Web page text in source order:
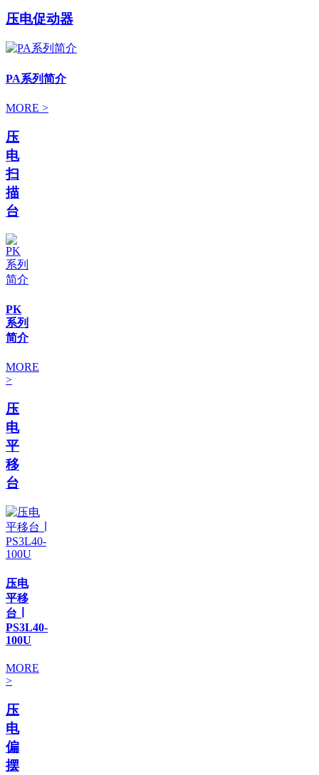
压电促动器
PA系列简介
MORE >
压
电
扫
描
台
PK
系列
简介
MORE
>
压
电
平
移
台
压电
平移
台 ∣
PS3L40-
100U
MORE
>
压
电
偏
摆